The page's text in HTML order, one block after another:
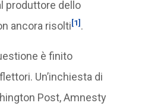
produttore dello
ancora risolti[1] .
è finito
Un’inchiesta di
Post, Amnesty